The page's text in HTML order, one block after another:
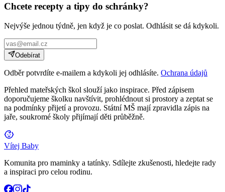
Chcete recepty a tipy do schránky?
Nejvýše jednou týdně, jen když je co poslat. Odhlásit se dá kdykoli.
Odebírat
Odběr potvrdíte e-mailem a kdykoli jej odhlásíte. Ochrana údajů
Přehled mateřských škol slouží jako inspirace. Před zápisem
doporučujeme školku navštívit, prohlédnout si prostory a zeptat se
na podmínky přijetí a provozu. Státní MŠ mají zpravidla zápis na
jaře, soukromé školy přijímají děti průběžně.
Vítej Baby
Komunita pro maminky a tatínky. Sdílejte zkušenosti, hledejte rady
a inspiraci pro celou rodinu.